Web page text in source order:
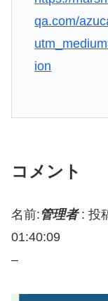
qa.com/
ion
コメント
名前: 管理者: 投
01:40:09
–